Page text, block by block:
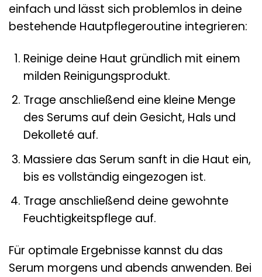
einfach und lässt sich problemlos in deine
bestehende Hautpflegeroutine integrieren:
Reinige deine Haut gründlich mit einem
milden Reinigungsprodukt.
Trage anschließend eine kleine Menge
des Serums auf dein Gesicht, Hals und
Dekolleté auf.
Massiere das Serum sanft in die Haut ein,
bis es vollständig eingezogen ist.
Trage anschließend deine gewohnte
Feuchtigkeitspflege auf.
Für optimale Ergebnisse kannst du das
Serum morgens und abends anwenden. Bei